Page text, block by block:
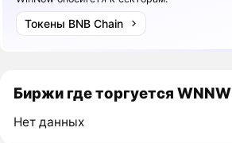
Токены BNB Chain
Биржи где торгуется WNNW
Нет данных